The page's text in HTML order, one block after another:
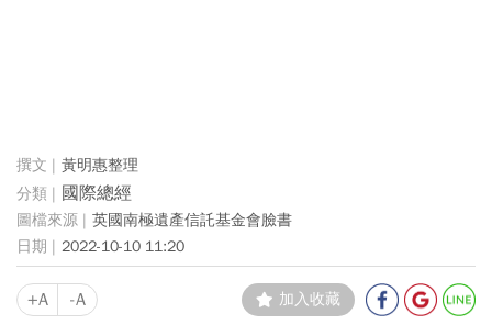
黃明惠整理
國際總經
英國南極遺產信託基金會臉書
2022-10-10 11:20
+A -A 加入收藏